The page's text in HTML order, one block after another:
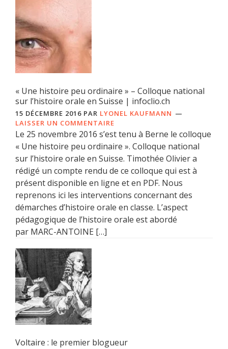
« Une histoire peu ordinaire » – Colloque national
sur l’histoire orale en Suisse | infoclio.ch
15 DÉCEMBRE 2016 PAR LYONEL KAUFMANN
LAISSER UN COMMENTAIRE
Le 25 novembre 2016 s’est tenu à Berne le colloque
« Une histoire peu ordinaire ». Colloque national
sur l’histoire orale en Suisse. Timothée Olivier a
rédigé un compte rendu de ce colloque qui est à
présent disponible en ligne et en PDF. Nous
reprenons ici les interventions concernant des
démarches d’histoire orale en classe. L’aspect
pédagogique de l’histoire orale est abordé
par MARC-ANTOINE […]
Voltaire : le premier blogueur